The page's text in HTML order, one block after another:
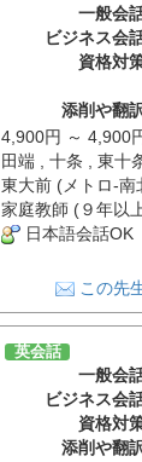
一般会
ビジネス会
資格対
添削や翻
4,900円 ～ 4,900
田端 , 十条 , 東十
東大前 (メトロ-
家庭教師 (９年以
日本語会話OK
この先
英会話
一般会
ビジネス会
資格対
添削や翻